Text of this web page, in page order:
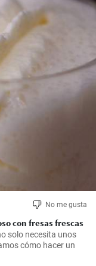
No me gusta
con fresas frescas
solo necesita unos
cómo hacer un